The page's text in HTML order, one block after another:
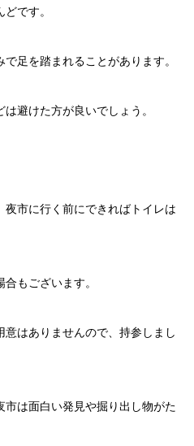
です。
足を踏まれることがあります。
避けた方が良いでしょう。
夜市に行く前にできればトイレは
もございます。
はありませんので、持参しまし
市は面白い発見や掘り出し物がた